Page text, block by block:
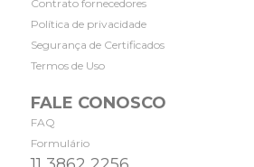
Contrato fornecedores
Política de privacidade
Segurança de Certificados
Termos de Uso
FALE CONOSCO
FAQ
Formulário